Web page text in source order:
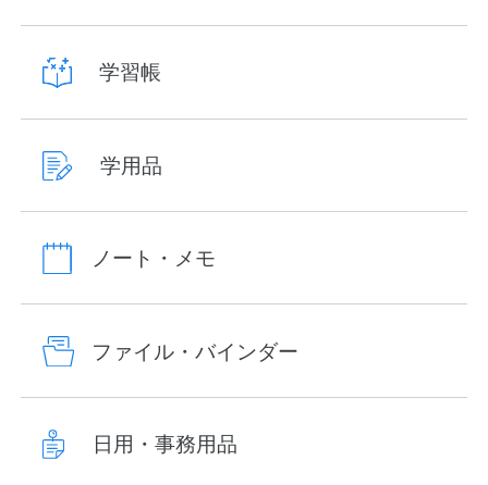
学習帳
学用品
ノート・メモ
ファイル・バインダー
日用・事務用品